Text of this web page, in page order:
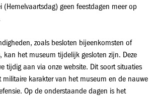
(Hemelvaartsdag) geen feestdagen meer op
zoals besloten bijeenkomsten of
kan het museum tijdelijk gesloten zijn. Deze
tijdig aan via onze website. Dit soort situaties
karakter van het museum en de nauwe
Op de onderstaande dagen is het